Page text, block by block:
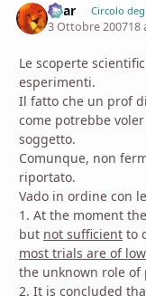
Shar Circolo
3 Ottobre 200718
Le scoperte
esperimenti.
Il fatto che un prof
come potrebbe
soggetto.
Comunque, non
riportato.
Vado in ordine con
1. At the moment the
but not sufficient to
most trials are of
the unknown role of
2. It is concluded